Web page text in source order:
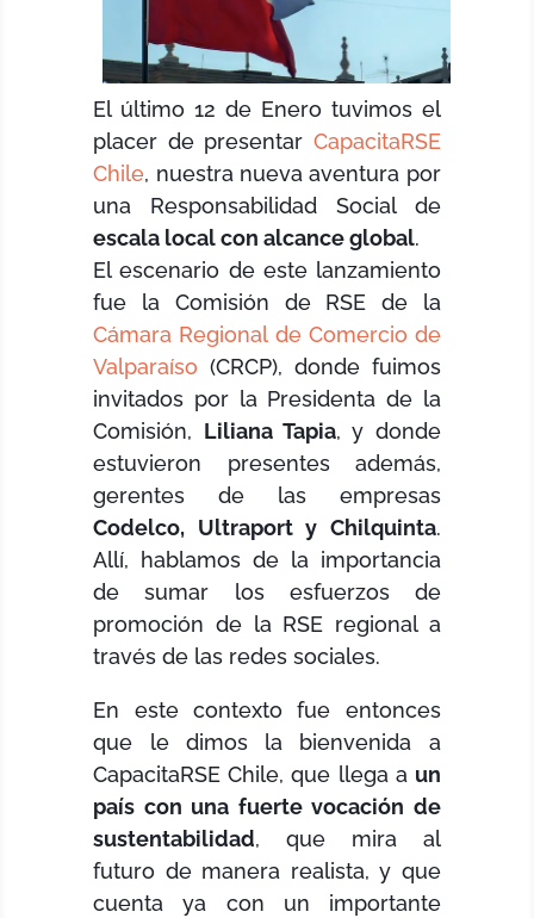
El último 12 de Enero tuvimos el
placer de presentar CapacitaRSE
Chile, nuestra nueva aventura por
una Responsabilidad Social de
escala local con alcance global.
El escenario de este lanzamiento
fue la Comisión de RSE de la
Cámara Regional de Comercio de
Valparaíso (CRCP), donde fuimos
invitados por la Presidenta de la
Comisión, Liliana Tapia, y donde
estuvieron presentes además,
gerentes de las empresas
Codelco, Ultraport y Chilquinta.
Allí, hablamos de la importancia
de sumar los esfuerzos de
promoción de la RSE regional a
través de las redes sociales.
En este contexto fue entonces
que le dimos la bienvenida a
CapacitaRSE Chile, que llega a un
país con una fuerte vocación de
sustentabilidad, que mira al
futuro de manera realista, y que
cuenta ya con un importante